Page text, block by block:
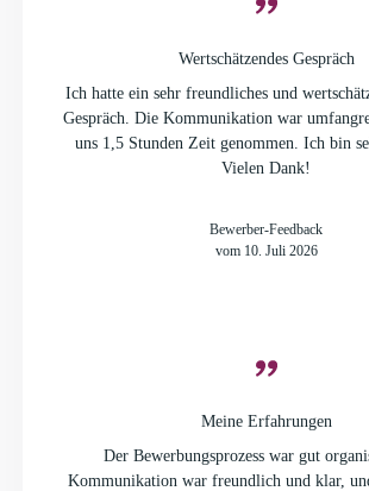
Wertschätzendes Gespräch
Ich hatte ein sehr freundliches und
Gespräch. Die Kommunikation war
uns 1,5 Stunden Zeit genommen. Ich bin
Vielen Dank!
Bewerber-Feedback
vom 10. Juli 2026
Meine Erfahrungen
Der Bewerbungsprozess war gut
Kommunikation war freundlich und klar,